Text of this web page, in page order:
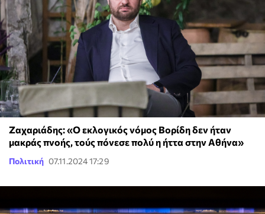
Ζαχαριάδης: «Ο εκλογικός νόμος Βορίδη δεν ήταν
μακράς πνοής, τούς πόνεσε πολύ η ήττα στην Αθήνα»
Πολιτική 07.11.2024 17:29